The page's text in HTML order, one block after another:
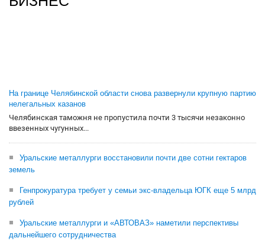
На границе Челябинской области снова развернули крупную партию
нелегальных казанов
Челябинская таможня не пропустила почти 3 тысячи незаконно
ввезенных чугунных...
Уральские металлурги восстановили почти две сотни гектаров
земель
Генпрокуратура требует у семьи экс-владельца ЮГК еще 5 млрд
рублей
Уральские металлурги и «АВТОВАЗ» наметили перспективы
дальнейшего сотрудничества